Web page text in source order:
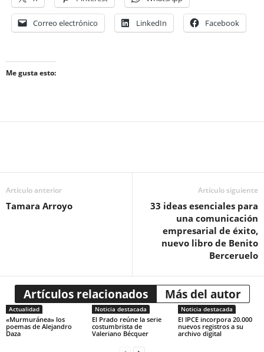
Correo electrónico LinkedIn Facebook
Me gusta esto:
Artículo anterior
Tamara Arroyo
Artículo siguiente
33 ideas esenciales para
una comunicación
empresarial de éxito,
nuevo libro de Benito
Berceruelo
Artículos relacionados Más del autor
Actualidad
«Murmuránea» los
poemas de Alejandro
Daza
Noticia destacada
El Prado reúne la serie
costumbrista de
Valeriano Bécquer
Noticia destacada
El IPCE incorpora 20.000
nuevos registros a su
archivo digital